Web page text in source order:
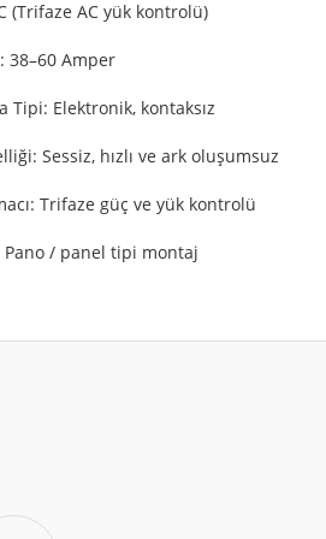
(Trifaze AC yük kontrolü)
38–60 Amper
Tipi: Elektronik, kontaksız
Sessiz, hızlı ve ark oluşumsuz
Trifaze güç ve yük kontrolü
/ panel tipi montaj
eksik bilgiler bulunuyor.